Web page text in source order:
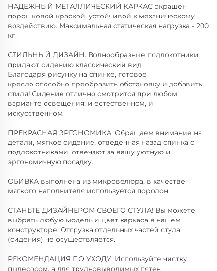
НАДЕЖНЫЙ МЕТАЛЛИЧЕСКИЙ КАРКАС окрашен
порошковой краской, устойчивой к механическому
воздействию. Максимальная статическая нагрузка - 200
кг.
СТИЛЬНЫЙ ДИЗАЙН. Волнообразные подлокотники
придают сидению классический вид.
Благодаря рисунку на спинке, готовое
кресло способно преобразить обстановку и добавить
стиля! Сидение отлично смотрится при любом
варианте освещения: и естественном, и
искусственном.
ПРЕКРАСНАЯ ЭРГОНОМИКА. Обращаем внимание на
детали, мягкое сидение, отведенная назад спинка с
подлокотниками, отвечают за вашу уютную и
эргономичную посадку.
ОБИВКА выполнена из микровелюра, в качестве
мягкого наполнителя используется поролон.
СТАНЬТЕ ДИЗАЙНЕРОМ СВОЕГО СТУЛА! Вы можете
выбрать любую модель и цвет каркаса в нашем
конструкторе. Отгрузка отдельных частей стула
(сидения) не осуществляется.
РЕКОМЕНДАЦИЯ ПО УХОДУ: Используйте чистку
пылесосом, а для трудновыводимых пятен